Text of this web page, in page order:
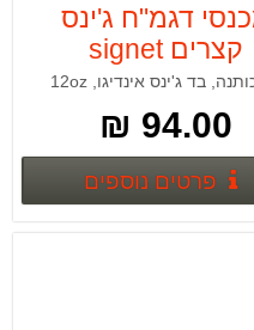
דגמ"ח ג'ינס
קצרים signet
94.00 ₪
פרטים נוספיםפרטים